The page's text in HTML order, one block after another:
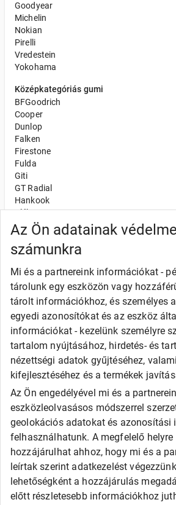
Az Ön adatainak
számunkra
Mi és a partnereink információkat -
tárolunk egy eszközön vagy
tárolt információkhoz, és személyes
egyedi azonosítókat és az eszköz
információkat - kezelünk személyre
tartalom nyújtásához, hirdetés- és
nézettségi adatok gyűjtéséhez,
kifejlesztéséhez és a termékek
Az Ön engedélyével mi és a
eszközleolvasásos módszerrel
geolokációs adatokat és azonosítási
felhasználhatunk. A megfelelő
hozzájárulhat ahhoz, hogy mi és a
leírtak szerint adatkezelést
lehetőségként a hozzájárulás
előtt részletesebb információkhoz
Goodyear
Michelin
Nokian
Pirelli
Vredestein
Yokohama
Középkategóriás gumi
BFGoodrich
Cooper
Dunlop
Falken
Firestone
Fulda
Giti
GT Radial
Hankook
Kléber
Kumho
Nexen
Semperit
Uniroyal
Olcsó gumi
Apollo
Barum
Debica
Fortune
General
Goodride
Kingstar
Laufenn
LEAO
Matador
Roadx
Rovelo
Runway
Sailun